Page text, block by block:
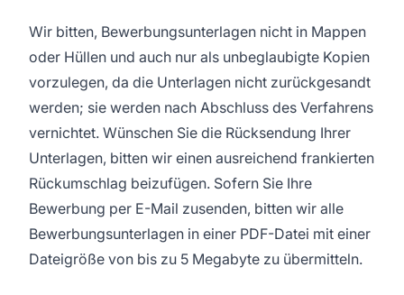
Wir bitten, Bewerbungsunterlagen nicht in Mappen
oder Hüllen und auch nur als unbeglaubigte Kopien
vorzulegen, da die Unterlagen nicht zurückgesandt
werden; sie werden nach Abschluss des Verfahrens
vernichtet. Wünschen Sie die Rücksendung Ihrer
Unterlagen, bitten wir einen ausreichend frankierten
Rückumschlag beizufügen. Sofern Sie Ihre
Bewerbung per E-Mail zusenden, bitten wir alle
Bewerbungsunterlagen in einer PDF-Datei mit einer
Dateigröße von bis zu 5 Megabyte zu übermitteln.